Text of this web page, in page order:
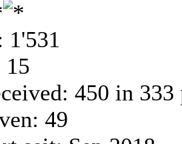
1'531
15
450 in 333
49